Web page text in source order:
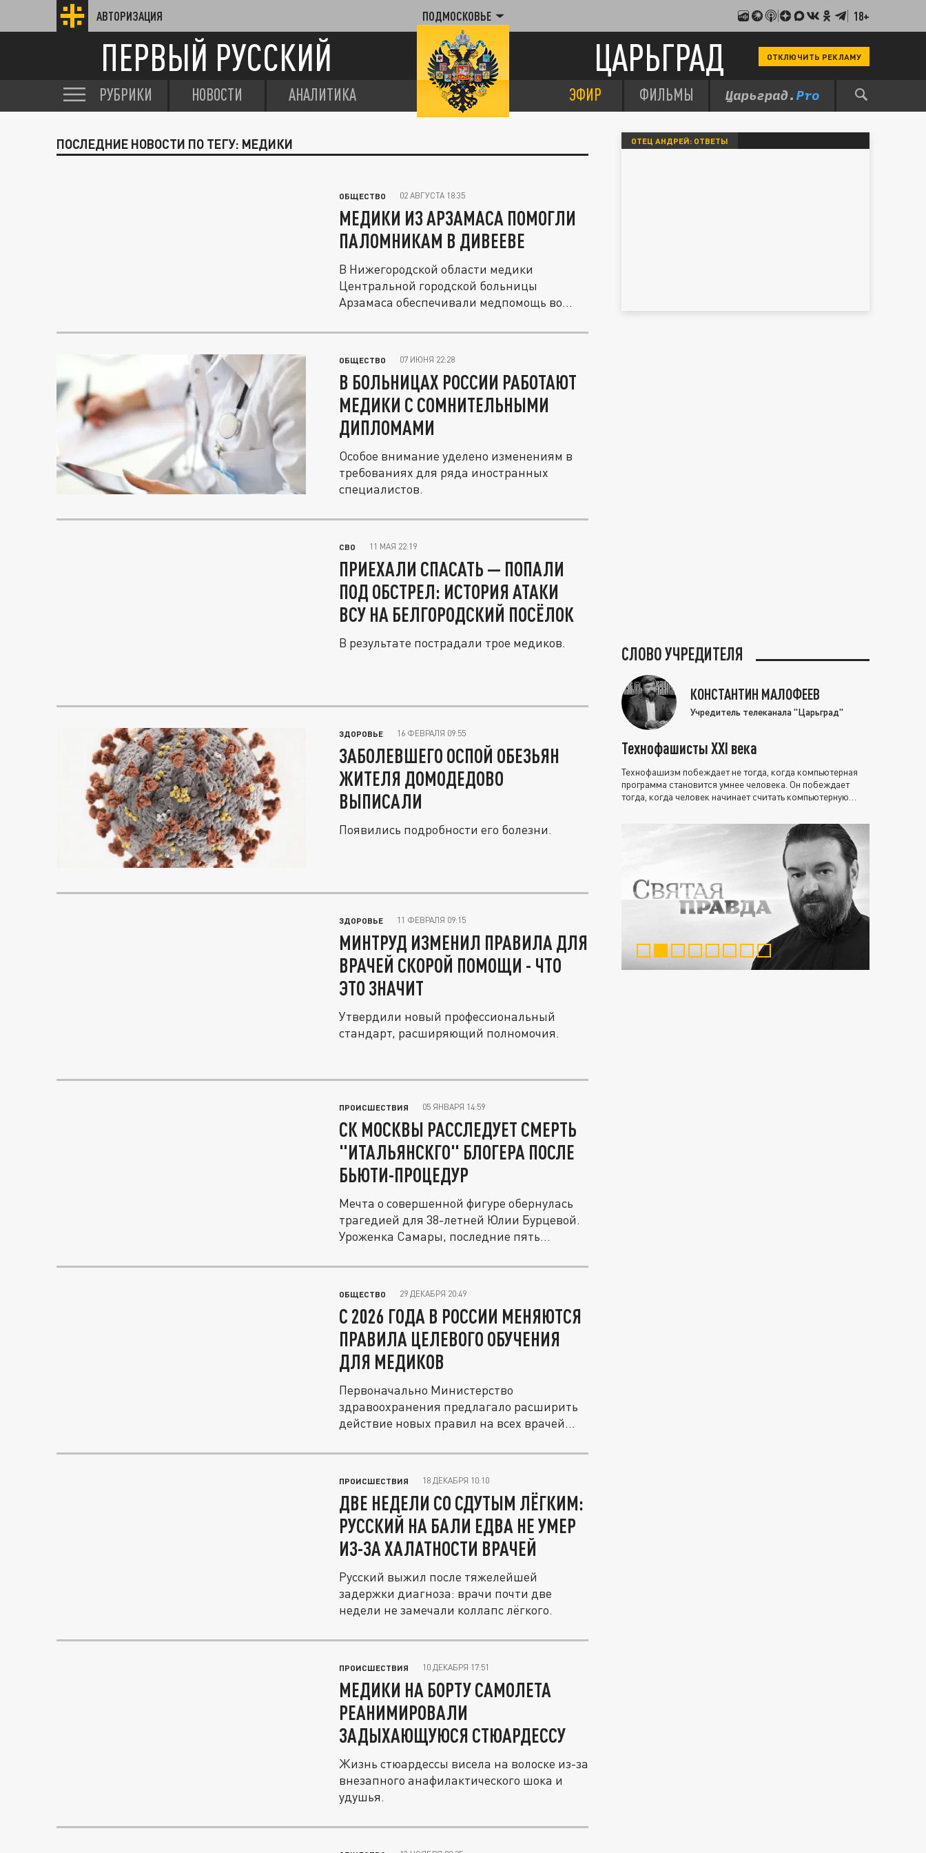
АВТОРИЗАЦИЯ ПОДМОСКОВЬЕ 18+
ПЕРВЫЙ РУССКИЙ ЦАРЬГРАД ОТКЛЮЧИТЬ РЕКЛАМУ
РУБРИКИ НОВОСТИ АНАЛИТИКА ЭФИР ФИЛЬМЫ
ПОСЛЕДНИЕ НОВОСТИ ПО ТЕГУ: МЕДИКИ
ОБЩЕСТВО 02 АВГУСТА 18:35
МЕДИКИ ИЗ АРЗАМАСА ПОМОГЛИ
ПАЛОМНИКАМ В ДИВЕЕВЕ
В Нижегородской области медики
Центральной городской больницы
Арзамаса обеспечивали медпомощь во
ОБЩЕСТВО 07 ИЮНЯ 22:28
В БОЛЬНИЦАХ РОССИИ РАБОТАЮТ
МЕДИКИ С СОМНИТЕЛЬНЫМИ
ДИПЛОМАМИ
Особое внимание уделено изменениям в
требованиях для ряда иностранных
специалистов.
СВО 11 МАЯ 22:19
ПРИЕХАЛИ СПАСАТЬ — ПОПАЛИ
ПОД ОБСТРЕЛ: ИСТОРИЯ АТАКИ
ВСУ НА БЕЛГОРОДСКИЙ ПОСЁЛОК
В результате пострадали трое медиков.
ЗДОРОВЬЕ 16 ФЕВРАЛЯ 09:55
ЗАБОЛЕВШЕГО ОСПОЙ ОБЕЗЬЯН
ЖИТЕЛЯ ДОМОДЕДОВО
ВЫПИСАЛИ
Появились подробности его болезни.
ЗДОРОВЬЕ 11 ФЕВРАЛЯ 09:15
МИНТРУД ИЗМЕНИЛ ПРАВИЛА ДЛЯ
ВРАЧЕЙ СКОРОЙ ПОМОЩИ - ЧТО
ЭТО ЗНАЧИТ
Утвердили новый профессиональный
стандарт, расширяющий полномочия.
ПРОИСШЕСТВИЯ 05 ЯНВАРЯ 14:59
СК МОСКВЫ РАССЛЕДУЕТ СМЕРТЬ
"ИТАЛЬЯНСКГО" БЛОГЕРА ПОСЛЕ
БЬЮТИ-ПРОЦЕДУР
Мечта о совершенной фигуре обернулась
трагедией для 38-летней Юлии Бурцевой.
Уроженка Самары, последние пять...
ОБЩЕСТВО 29 ДЕКАБРЯ 20:49
С 2026 ГОДА В РОССИИ МЕНЯЮТСЯ
ПРАВИЛА ЦЕЛЕВОГО ОБУЧЕНИЯ
ДЛЯ МЕДИКОВ
Первоначально Министерство
здравоохранения предлагало расширить
действие новых правил на всех врачей...
ПРОИСШЕСТВИЯ 18 ДЕКАБРЯ 10:10
ДВЕ НЕДЕЛИ СО СДУТЫМ ЛЁГКИМ:
РУССКИЙ НА БАЛИ ЕДВА НЕ УМЕР
ИЗ-ЗА ХАЛАТНОСТИ ВРАЧЕЙ
Русский выжил после тяжелейшей
задержки диагноза: врачи почти две
недели не замечали коллапс лёгкого.
ПРОИСШЕСТВИЯ 10 ДЕКАБРЯ 17:51
МЕДИКИ НА БОРТУ САМОЛЕТА
РЕАНИМИРОВАЛИ
ЗАДЫХАЮЩУЮСЯ СТЮАРДЕССУ
Жизнь стюардессы висела на волоске из-за
внезапного анафилактического шока и
удушья.
ОТЕЦ АНДРЕЙ: ОТВЕТЫ
СЛОВО УЧРЕДИТЕЛЯ
КОНСТАНТИН МАЛОФЕЕВ
Учредитель телеканала "Царьград"
Технофашисты XXI века
Технофашизм побеждает не тогда, когда компьютерная
программа становится умнее человека. Он побеждает
тогда, когда человек начинает считать компьютерную